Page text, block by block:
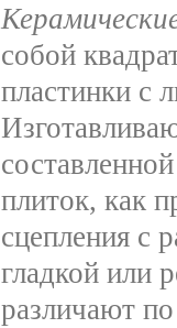
собой
пластинки с
плиток, как
сцепления с
гладкой или
различают